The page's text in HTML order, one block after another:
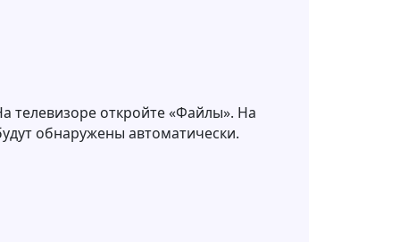
телевизоре откройте «Файлы». На
обнаружены автоматически.